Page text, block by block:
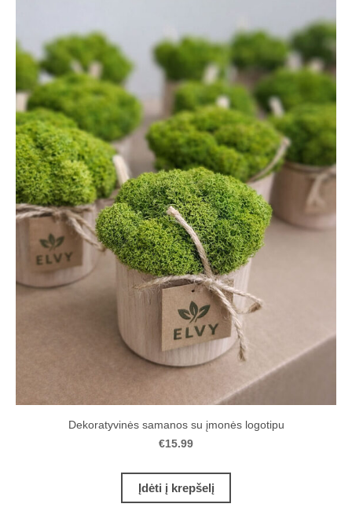
Dekoratyvinės samanos su įmonės logotipu
€15.99
Įdėti į krepšelį